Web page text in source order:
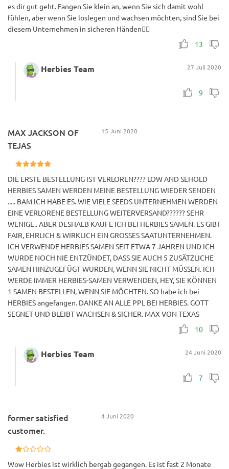
es dir gut geht. Fangen Sie klein an, wenn Sie sich damit wohl
fühlen, aber wenn Sie loslegen und wachsen möchten, sind Sie bei
diesem Unternehmen in sicheren Händen👍🏻
13
Herbies Team 27 Juli 2020
9
MAX JACKSON OF
TEJAS
15 Juni 2020
DIE ERSTE BESTELLUNG IST VERLOREN???? LOW AND SEHOLD
HERBIES SAMEN WERDEN MEINE BESTELLUNG WIEDER SENDEN
..... BAM ICH HABE ES. WIE VIELE SEEDS UNTERNEHMEN WERDEN
EINE VERLORENE BESTELLUNG WEITERVERSAND?????? SEHR
WENIGE.. ABER DESHALB KAUFE ICH BEI HERBIES SAMEN. ES GIBT
FAIR, EHRLICH & WIRKLICH EIN GROSSES SAATUNTERNEHMEN.
ICH VERWENDE HERBIES SAMEN SEIT ETWA 7 JAHREN UND ICH
WURDE NOCH NIE ENTZÜNDET, DASS SIE AUCH 5 ZUSÄTZLICHE
SAMEN HINZUGEFÜGT WURDEN, WENN SIE NICHT MÜSSEN. ICH
WERDE IMMER HERBIES-SAMEN VERWENDEN, HEY, SIE KÖNNEN
1 SAMEN BESTELLEN, WENN SIE MÖCHTEN. SO habe ich bei
HERBIES angefangen. DANKE AN ALLE PPL BEI HERBIES. GOTT
SEGNET UND BLEIBT WACHSEN & SICHER. MAX VON TEXAS
10
Herbies Team 24 Juni 2020
7
former satisfied
customer.
4 Juni 2020
Wow Herbies ist wirklich bergab gegangen. Es ist fast 2 Monate